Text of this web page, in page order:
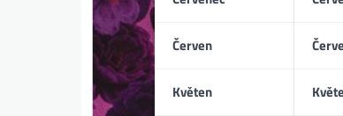
Červen
Květen